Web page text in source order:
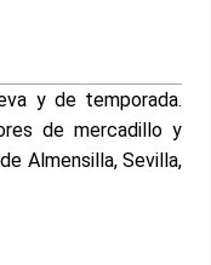
y de temporada.
de mercadillo y
Almensilla, Sevilla,